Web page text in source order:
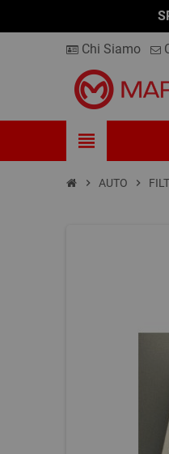
Chi Siamo
view_headline
chevron_right AUTO chevron_right